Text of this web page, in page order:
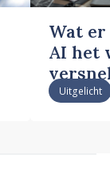
Wat
AI het
Uitgelicht